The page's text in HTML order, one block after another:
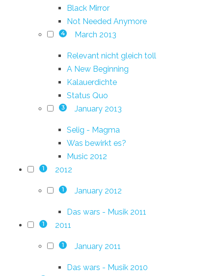
Black Mirror
Not Needed Anymore
4 March 2013
Relevant nicht gleich toll
A New Beginning
Kalauerdichte
Status Quo
3 January 2013
Selig - Magma
Was bewirkt es?
Music 2012
1 2012
1 January 2012
Das wars - Musik 2011
1 2011
1 January 2011
Das wars - Musik 2010